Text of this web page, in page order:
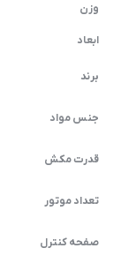
وزن
ابعاد
برند
جنس مواد
قدرت مکش
تعداد موتور
صفحه کنترل